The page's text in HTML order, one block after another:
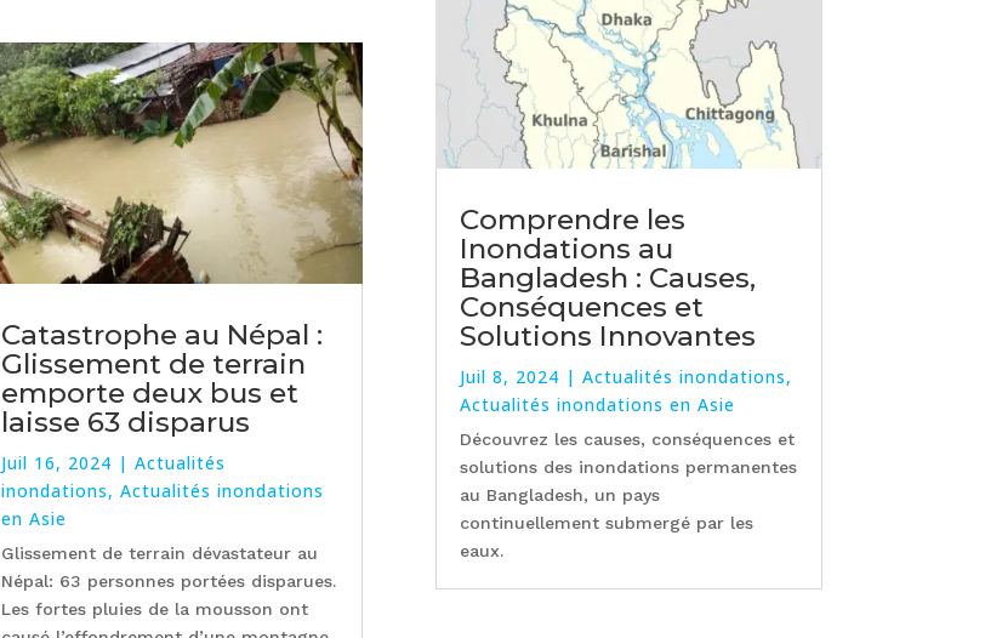
Catastrophe au Népal :
Glissement de terrain
emporte deux bus et
laisse 63 disparus
Juil 16, 2024 | Actualités
inondations, Actualités inondations
en Asie
Glissement de terrain dévastateur au
Népal: 63 personnes portées disparues.
Les fortes pluies de la mousson ont
Comprendre les
Inondations au
Bangladesh : Causes,
Conséquences et
Solutions Innovantes
Juil 8, 2024 | Actualités inondations,
Actualités inondations en Asie
Découvrez les causes, conséquences et
solutions des inondations permanentes
au Bangladesh, un pays
continuellement submergé par les
eaux.